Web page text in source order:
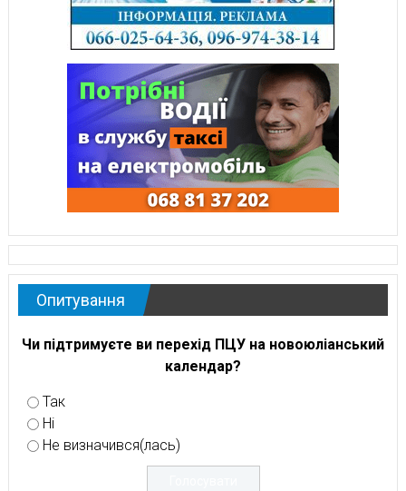
Опитування
Чи підтримуєте ви перехід ПЦУ на новоюліанський
календар?
Так
Ні
Не визначився(лась)